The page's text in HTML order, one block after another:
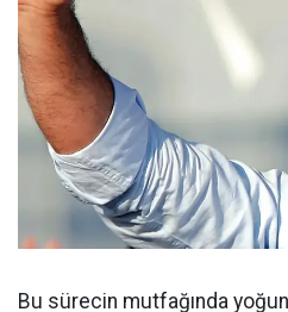
Bu sürecin mutfağında